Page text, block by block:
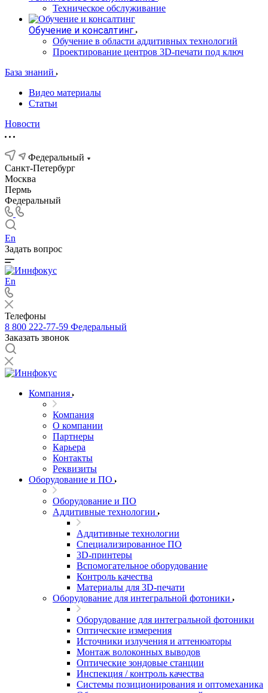
Техническое обслуживание
Обучение и консалтинг
Обучение в области аддитивных технологий
Проектирование центров 3D-печати под ключ
База знаний
Видео материалы
Статьи
Новости
Федеральный
Санкт-Петербург
Москва
Пермь
Федеральный
En
Задать вопрос
En
Телефоны
8 800 222-77-59 Федеральный
Заказать звонок
Компания
Компания
О компании
Партнеры
Карьера
Контакты
Реквизиты
Оборудование и ПО
Оборудование и ПО
Аддитивные технологии
Аддитивные технологии
Специализированное ПО
3D-принтеры
Вспомогательное оборудование
Контроль качества
Материалы для 3D-печати
Оборудование для интегральной фотоники
Оборудование для интегральной фотоники
Оптические измерения
Источники излучения и аттенюаторы
Монтаж волоконных выводов
Оптические зондовые станции
Инспекция / контроль качества
Системы позиционирования и оптомеханика